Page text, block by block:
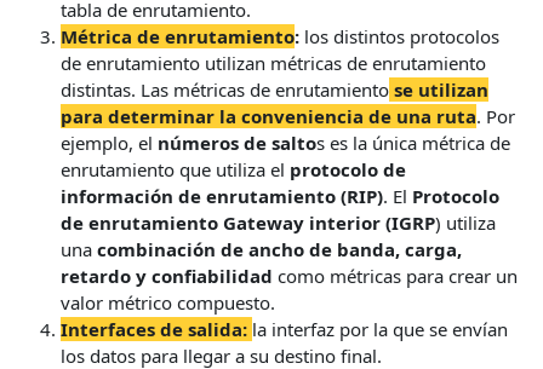
tabla de enrutamiento.
Métrica de enrutamiento: los distintos protocolos
de enrutamiento utilizan métricas de enrutamiento
distintas. Las métricas de enrutamiento se utilizan
para determinar la conveniencia de una ruta. Por
ejemplo, el números de saltos es la única métrica de
enrutamiento que utiliza el protocolo de
información de enrutamiento (RIP). El Protocolo
de enrutamiento Gateway interior (IGRP) utiliza
una combinación de ancho de banda, carga,
retardo y confiabilidad como métricas para crear un
valor métrico compuesto.
Interfaces de salida: la interfaz por la que se envían
los datos para llegar a su destino final.